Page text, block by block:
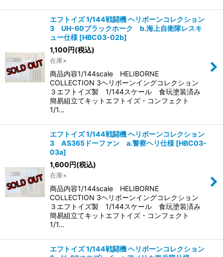
エフトイズ 1/144戦闘機 ヘリボーンコレクション
3 UH-60ブラックホーク b.海上自衛隊レスキ
ュー仕様 [HBC03-02b]
1,100円(税込)
在庫×
商品内容1/144scale HELIBORNE
COLLECTION 3ヘリボーンイングコレクション
３エフトイズ製 1/144スケール 食玩塗装済み
簡易組立てキットエフトイズ・コンフェクト
1/1…
エフトイズ 1/144戦闘機 ヘリボーンコレクション
3 AS365ドーファン a.警察ヘリ仕様 [HBC03-
03a]
1,600円(税込)
在庫×
商品内容1/144scale HELIBORNE
COLLECTION 3ヘリボーンイングコレクション
３エフトイズ製 1/144スケール 食玩塗装済み
簡易組立てキットエフトイズ・コンフェクト
1/1…
エフトイズ 1/144戦闘機 ヘリボーンコレクション